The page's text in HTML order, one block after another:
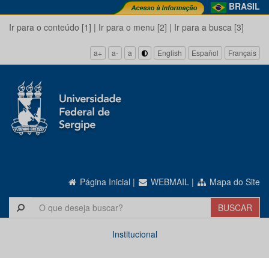
BRASIL
Ir para o conteúdo [1] | Ir para o menu [2] | Ir para a busca [3]
a+ a- a English Español Français
Página Inicial | WEBMAIL | Mapa do Site
Institucional